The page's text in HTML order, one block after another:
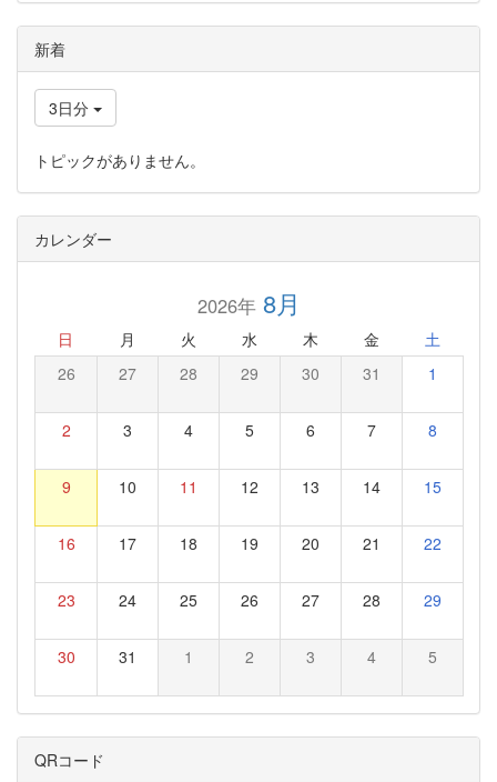
新着
3日分
トピックがありません。
カレンダー
2026年8月
日 月 火 水 木 金 土
26 27 28 29 30 31 1
2 3 4 5 6 7 8
9 10 11 12 13 14 15
16 17 18 19 20 21 22
23 24 25 26 27 28 29
30 31 1 2 3 4 5
QRコード